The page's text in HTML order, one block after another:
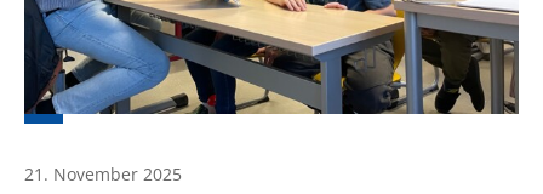
21. November 2025